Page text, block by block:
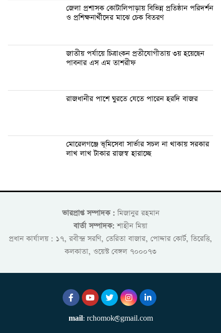
জেলা প্রশাসক কোটালিপাড়ায় বিভিন্ন প্রতিষ্ঠান পরিদর্শন
ও প্রশিক্ষনার্থীদের মাঝে চেক বিতরণ
জাতীয় পর্যায়ে চিত্রাংকন প্রতীযোগীতায় ৩য় হয়েছেন
পাবনার এস এম তাশরীফ
রাজধানীর পাশে ঘুরতে যেতে পারেন হরদি বাজর
মোরেলগঞ্জে ভূমিসেবা সার্ভার সচল না থাকায় সরকার
লাখ লাখ টাকার রাজস্ব হারাচ্ছে
ভারপ্রাপ্ত সম্পাদক :মিজানুর রহমান
বার্তা সম্পাদক: শাহীন মিয়া
প্রধান কার্যালয় : ১৭, রবীন্দ্র সরণি, তেরিতা বাজার, পোদ্দার কোর্ট, তিরেত্তি,
কলকাতা, ওয়েস্ট বেঙ্গল ৭০০০৭৩
mail: rchomok@gmail.com